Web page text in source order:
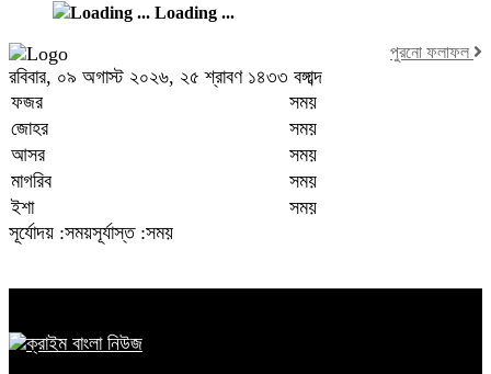
Loading ...
পুরনো ফলাফল
রবিবার, ০৯ অগাস্ট ২০২৬, ২৫ শ্রাবণ ১৪৩৩ বঙ্গাব্দ
ফজর
সময়
জোহর
সময়
আসর
সময়
মাগরিব
সময়
ইশা
সময়
সূর্যোদয় :সময়সূর্যাস্ত :সময়